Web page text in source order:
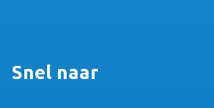
Snel naar